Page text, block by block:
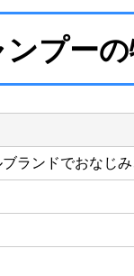
プー
ランドでおなじみ